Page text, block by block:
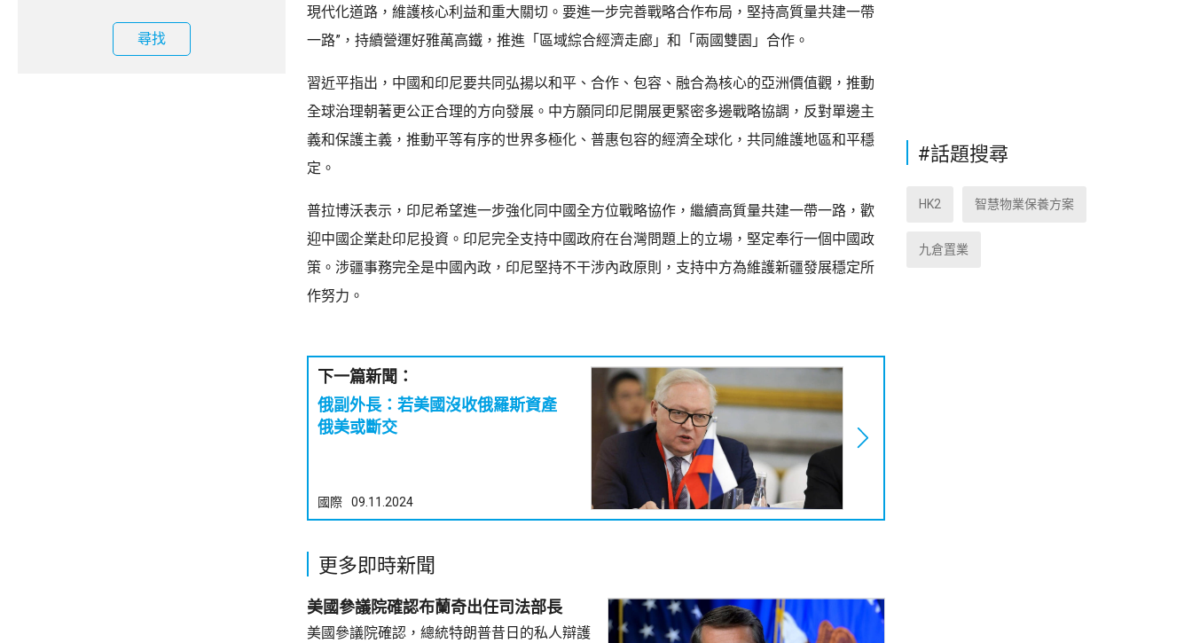
尋找
現代化道路，維護核心利益和重大關切。要進一步完善戰略合作布局，堅持高質量共建一帶
一路”，持續營運好雅萬高鐵，推進「區域綜合經濟走廊」和「兩國雙園」合作。
習近平指出，中國和印尼要共同弘揚以和平、合作、包容、融合為核心的亞洲價值觀，推動
全球治理朝著更公正合理的方向發展。中方願同印尼開展更緊密多邊戰略協調，反對單邊主
義和保護主義，推動平等有序的世界多極化、普惠包容的經濟全球化，共同維護地區和平穩
定。
普拉博沃表示，印尼希望進一步強化同中國全方位戰略協作，繼續高質量共建一帶一路，歡
迎中國企業赴印尼投資。印尼完全支持中國政府在台灣問題上的立場，堅定奉行一個中國政
策。涉疆事務完全是中國內政，印尼堅持不干涉內政原則，支持中方為維護新疆發展穩定所
作努力。
下一篇新聞：
俄副外長：若美國沒收俄羅斯資產
俄美或斷交
國際 09.11.2024
更多即時新聞
美國參議院確認布蘭奇出任司法部長
美國參議院確認，總統特朗普昔日的私人辯護
#話題搜尋
HK2 智慧物業保養方案
九倉置業